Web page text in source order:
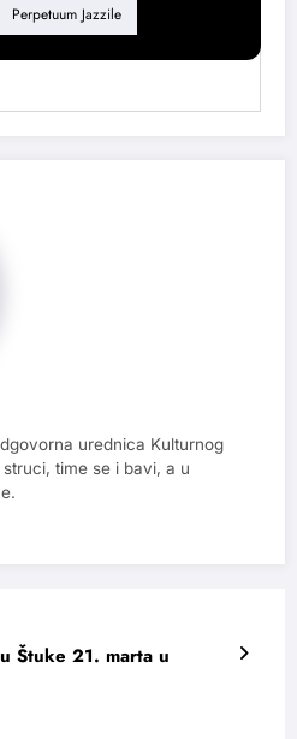
Perpetuum Jazzile
urednica Kulturnog
time se i bavi, a u
Štuke 21. marta u